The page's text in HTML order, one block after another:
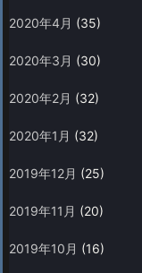
2020年4月 (35)
2020年3月 (30)
2020年2月 (32)
2020年1月 (32)
2019年12月 (25)
2019年11月 (20)
2019年10月 (16)